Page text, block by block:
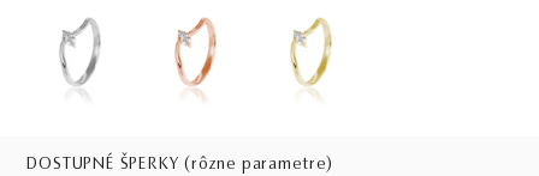
DOSTUPNÉ ŠPERKY(rôzne parametre)